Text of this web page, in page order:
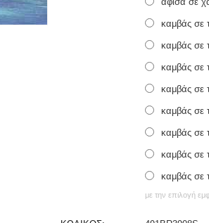
καμβάς σε
καμβάς σε
καμβάς σε
καμβάς σε
καμβάς σε
καμβάς σε
καμβάς σε
καμβάς σε
με την επιλογή